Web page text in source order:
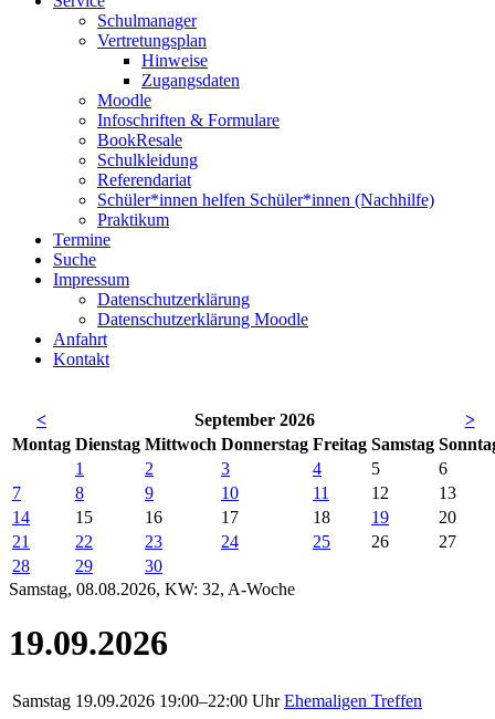
Schulmanager
Vertretungsplan
Hinweise
Zugangsdaten
Moodle
Infoschriften & Formulare
BookResale
Schulkleidung
Referendariat
Schüler*innen helfen Schüler*innen (Nachhilfe)
Praktikum
Termine
Suche
Impressum
Datenschutzerklärung
Datenschutzerklärung Moodle
Anfahrt
Kontakt
< September 2026
>
Montag Dienstag Mittwoch Donnerstag Freitag Samstag So
1
2 3 4 5
6
7
8 9 10 11 12
13
14
15 16 17 18 19
20
21
22 23 24 25 26
27
28
29
30
Samstag, 08.08.2026, KW: 32, A-Woche
19.09.2026
Samstag 19.09.2026 19:00–22:00 Uhr Ehemaligen Treffen